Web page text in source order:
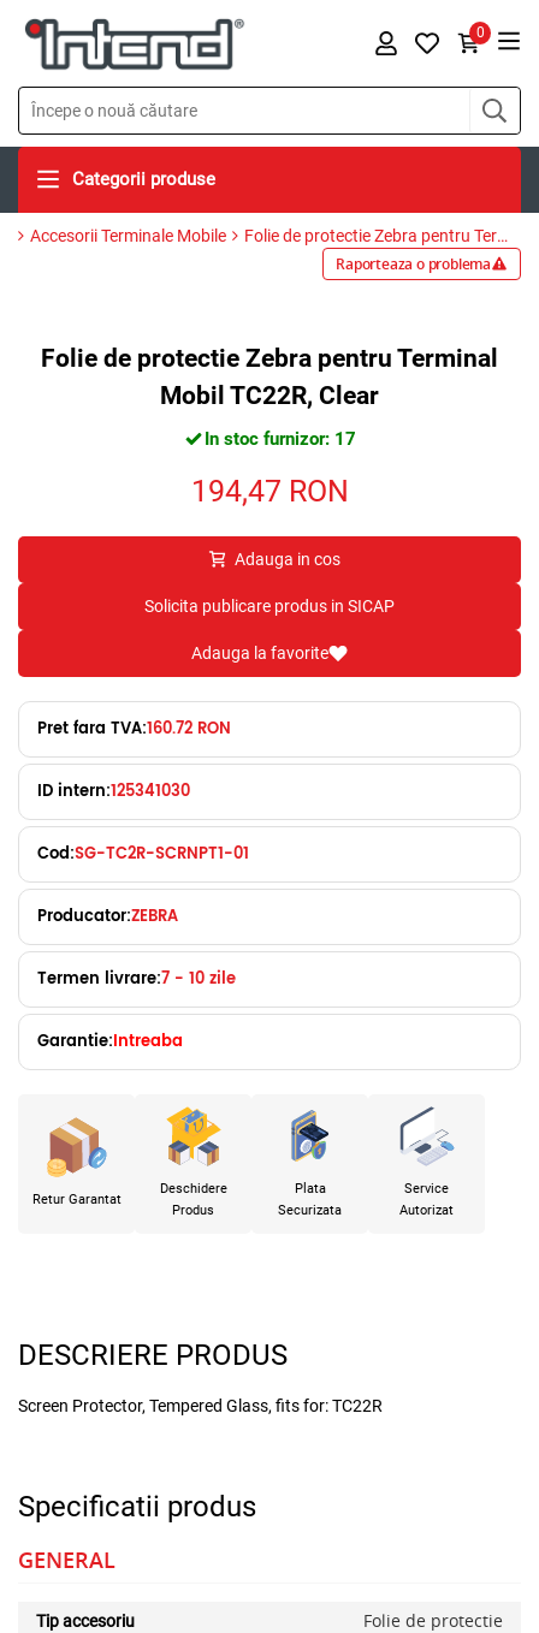
0
Categorii produse
Accesorii Terminale Mobile Folie de protectie Zebra pentru Terminal Mobil TC22R, Clear
Raporteaza o problema
Folie de protectie Zebra pentru Terminal
Mobil TC22R, Clear
In stoc furnizor: 17
194,47 RON
Adauga in cos
Solicita publicare produs in SICAP
Adauga la favorite
Pret fara TVA:160.72 RON
ID intern:125341030
Cod:SG-TC2R-SCRNPT1-01
Producator:ZEBRA
Termen livrare:7 - 10 zile
Garantie:Intreaba
Retur Garantat
Deschidere
Produs
Plata
Securizata
Service
Autorizat
DESCRIERE PRODUS
Screen Protector, Tempered Glass, fits for: TC22R
Specificatii produs
GENERAL
Tip accesoriu Folie de protectie